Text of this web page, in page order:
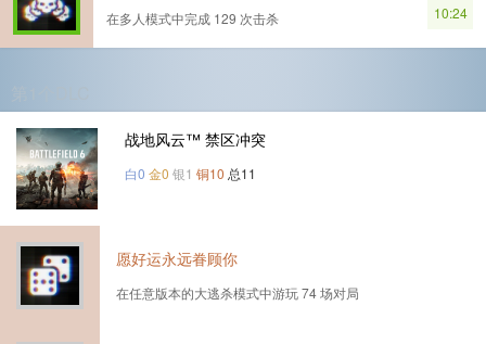
在多人模式中完成 129 次击杀
10:24
战地风云™ 禁区冲突
白0 金0 银1 铜10 总11
愿好运永远眷顾你
在任意版本的大逃杀模式中游玩 74 场对局